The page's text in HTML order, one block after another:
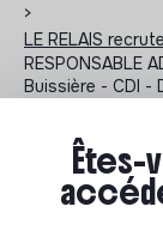
>
LE RELAIS
RESPONSABLE
Buissière - CDI -
Notre
Êtes-